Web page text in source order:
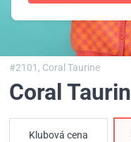
#2101, Coral Taurine
Coral Taurin
Klubová cena